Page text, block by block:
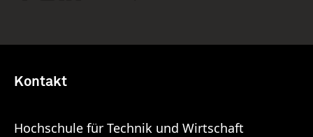
Kontakt
Hochschule für Technik und Wirtschaft